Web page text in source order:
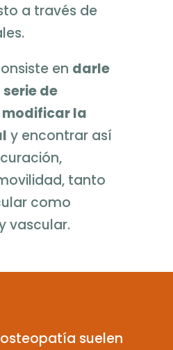
a través de
en darle
de
la
y encontrar así
tanto
como
vascular.
suelen